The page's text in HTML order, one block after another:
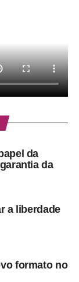
contou com
correlação
para os
crítico,
com a
que se
da
da
a liberdade
formato no